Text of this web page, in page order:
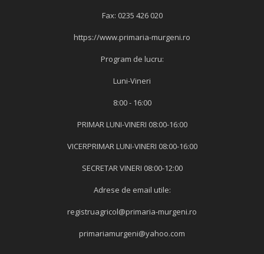
Fax: 0235 426 020
https://www.primaria-murgeni.ro
Program de lucru:
Luni-Vineri
8:00 - 16:00
PRIMAR LUNI-VINERI 08:00-16:00
VICERPRIMAR LUNI-VINERI 08:00-16:00
SECRETAR VINERI 08:00-12:00
Adrese de email utile:
registruagricol@primaria-murgeni.ro
primariamurgeni@yahoo.com